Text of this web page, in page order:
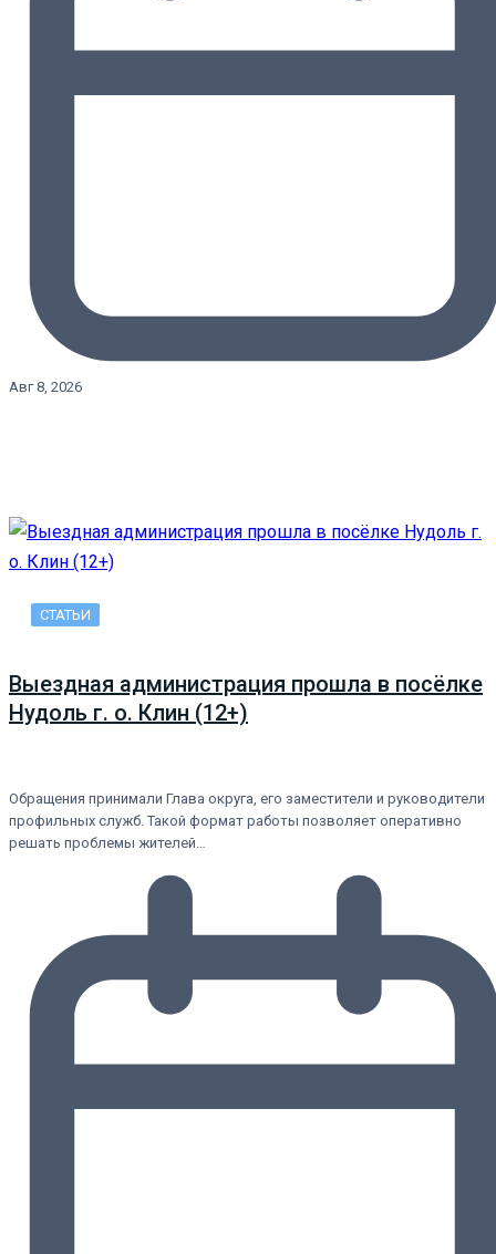
Авг 8, 2026
СТАТЬИ
Выездная администрация прошла в посёлке
Нудоль г. о. Клин (12+)
Обращения принимали Глава округа, его заместители и руководители
профильных служб. Такой формат работы позволяет оперативно
решать проблемы жителей…